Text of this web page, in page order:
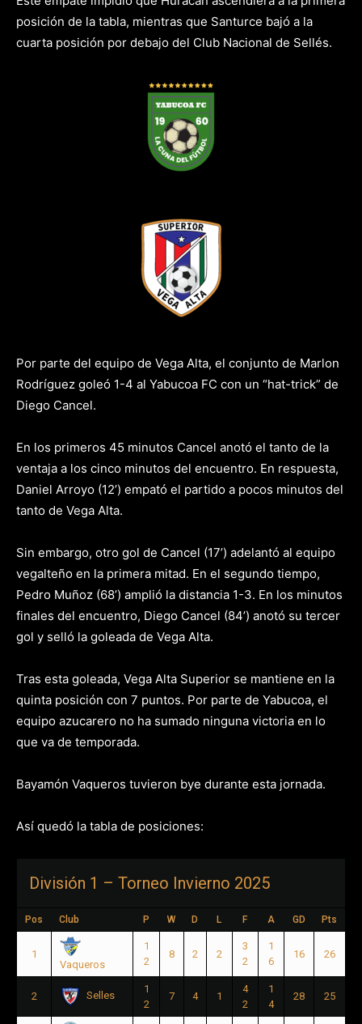
posición de la tabla, mientras que Santurce bajó a la
cuarta posición por debajo del Club Nacional de Sellés.
Por parte del equipo de Vega Alta, el conjunto de Marlon
Rodríguez goleó 1-4 al Yabucoa FC con un “hat-trick” de
Diego Cancel.
En los primeros 45 minutos Cancel anotó el tanto de la
ventaja a los cinco minutos del encuentro. En respuesta,
Daniel Arroyo (12’) empató el partido a pocos minutos del
tanto de Vega Alta.
Sin embargo, otro gol de Cancel (17’) adelantó al equipo
vegalteño en la primera mitad. En el segundo tiempo,
Pedro Muñoz (68’) amplió la distancia 1-3. En los minutos
finales del encuentro, Diego Cancel (84’) anotó su tercer
gol y selló la goleada de Vega Alta.
Tras esta goleada, Vega Alta Superior se mantiene en la
quinta posición con 7 puntos. Por parte de Yabucoa, el
equipo azucarero no ha sumado ninguna victoria en lo
que va de temporada.
Bayamón Vaqueros tuvieron bye durante esta jornada.
Así quedó la tabla de posiciones:
División 1 – Torneo Invierno 2025
Pos Club P W D L F A GD Pts
1
Vaqueros
1
2
8 2 2
3
2
1
6
16 26
2 Selles
1
2
7 4 1
4
2
1
4
28 25